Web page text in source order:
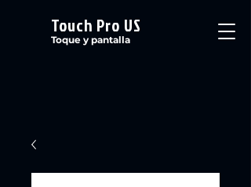
Touch Pro US
Toque y pantalla